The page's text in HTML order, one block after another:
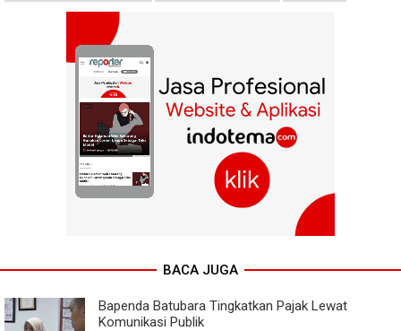
BACA JUGA
Bapenda Batubara Tingkatkan Pajak Lewat
Komunikasi Publik